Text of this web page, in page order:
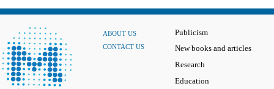
ABOUT US
CONTACT US
Publicism
New books and articles
Research
Education